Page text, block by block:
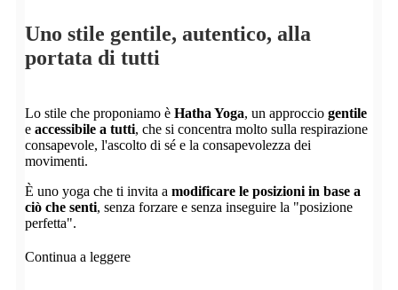
Uno stile gentile, autentico, alla
portata di tutti
Lo stile che proponiamo è Hatha Yoga, un approccio gentile
e accessibile a tutti, che si concentra molto sulla respirazione
consapevole, l'ascolto di sé e la consapevolezza dei
movimenti.
È uno yoga che ti invita a modificare le posizioni in base a
ciò che senti, senza forzare e senza inseguire la "posizione
perfetta".
Continua a leggere